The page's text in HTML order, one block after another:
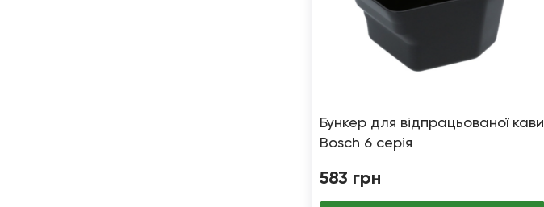
Бункер для відпрацьованої кави
Bosch 6 серія
583 грн